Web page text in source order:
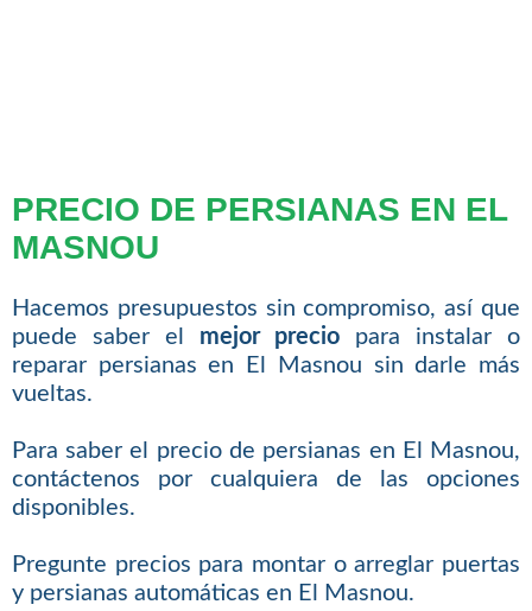
PRECIO DE PERSIANAS EN EL
MASNOU
Hacemos presupuestos sin compromiso, así que
puede saber el mejor precio para instalar o
reparar persianas en El Masnou sin darle más
vueltas.
Para saber el precio de persianas en El Masnou,
contáctenos por cualquiera de las opciones
disponibles.
Pregunte precios para montar o arreglar puertas
y persianas automáticas en El Masnou.